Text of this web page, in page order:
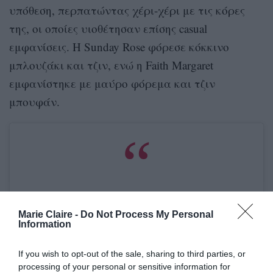
Marie Claire - Do Not Process My Personal
Information
If you wish to opt-out of the sale, sharing to third parties, or
processing of your personal or sensitive information for
υπόθεση, περπατώντας χέρι-χέρι με τις κόρες
της, οι οποίες υιοθέτησαν επίσης casual
εμφανίσεις. Η Sunday Rose φόρεσε κόκκινο
μπλουζάκι και τζιν, ενώ η Faith Margaret
εμφανίστηκε με μαύρο φόρεμα και τζιν
μπουφάν.